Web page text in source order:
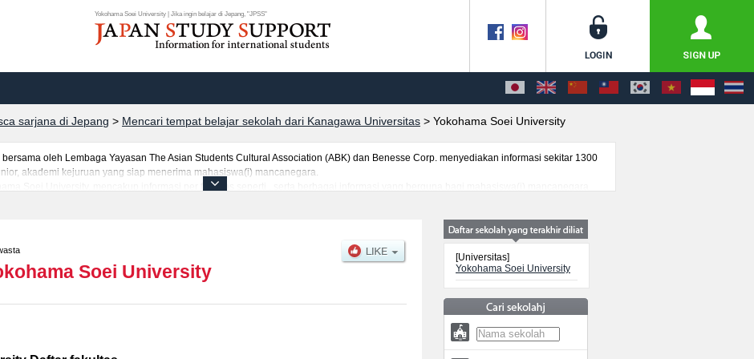
Yokohama Soei University | Jika ingin belajar di Jepang, "JPSS"
sarjana di Jepang > Mencari tempat belajar sekolah dari Kanagawa Universitas > Yokohama Soei University
oleh Lembaga Yayasan The Asian Students Cultural Association (ABK) dan Benesse Corp. menyediakan informasi sekitar 1300
akademi kejuruan yang siap menerima mahasiswa(i) mancanegara.
Soei University, mencakup informasi per fakultas seperti , serta berbagai informasi yang berguna bagi mahasiswa(i) mancanegara
Soei University
[Universitas]
Yokohama Soei University